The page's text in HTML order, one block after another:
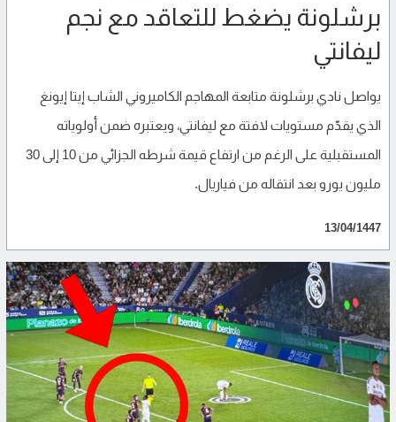
برشلونة يضغط للتعاقد مع نجم
ليفانتي
يواصل نادي برشلونة متابعة المهاجم الكاميروني الشاب إيتا إيونغ
الذي يقدّم مستويات لافتة مع ليفانتي، ويعتبره ضمن أولوياته
المستقبلية على الرغم من ارتفاع قيمة شرطه الجزائي من 10 إلى 30
مليون يورو بعد انتقاله من فياريال.
13/04/1447